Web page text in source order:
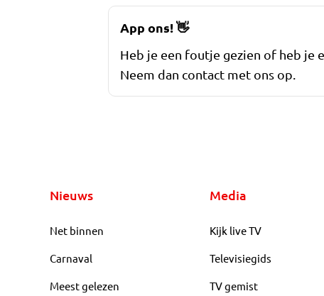
App ons!👋
Heb je een foutje gezien of heb je
Neem dan contact met ons op.
Nieuws
Net binnen
Carnaval
Meest gelezen
Media
Kijk live TV
Televisiegids
TV gemist